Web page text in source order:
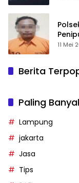
11 Mei
Berita
Paling
Lampung
jakarta
Jasa
Tips